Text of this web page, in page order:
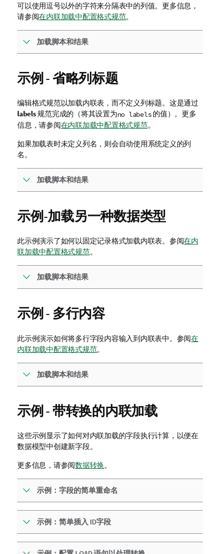
可以使用逗号以外的字符来分隔表中的列值。更多信息，
请参阅在内联加载中配置格式规范。
加载脚本和结果
示例 - 省略列标题
编辑格式规范以加载内联表，而不定义列标题。这是通过
labels规范完成的（将其设置为no labels的值）。更多
信息，请参阅在内联加载中配置格式规范。
如果加载表时未定义列名，则会自动使用系统定义的列
名。
加载脚本和结果
示例-加载另一种数据类型
此示例演示了如何以固定记录格式加载内联表。参阅在内
联加载中配置格式规范。
加载脚本和结果
示例 - 多行内容
此示例演示如何将多行字段内容输入到内联表中。参阅在
内联加载中配置格式规范。
加载脚本和结果
示例 - 带转换的内联加载
这些示例显示了如何对内联加载的字段执行计算，以便在
数据模型中创建新字段。
更多信息，请参阅数据转换。
示例：字段的简单重命名
示例：简单插入 ID字段